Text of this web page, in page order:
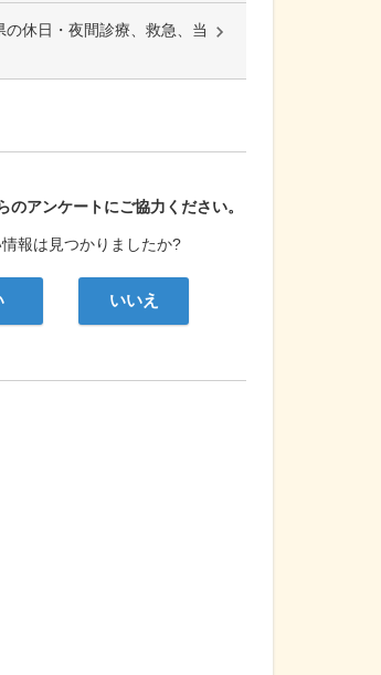
の休日・夜間診療、救急、当
なび
のアンケートにご協力ください。
報は見つかりましたか?
いいえ